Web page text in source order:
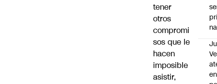
tener
otros
compromi
sos que le
hacen
imposible
asistir,